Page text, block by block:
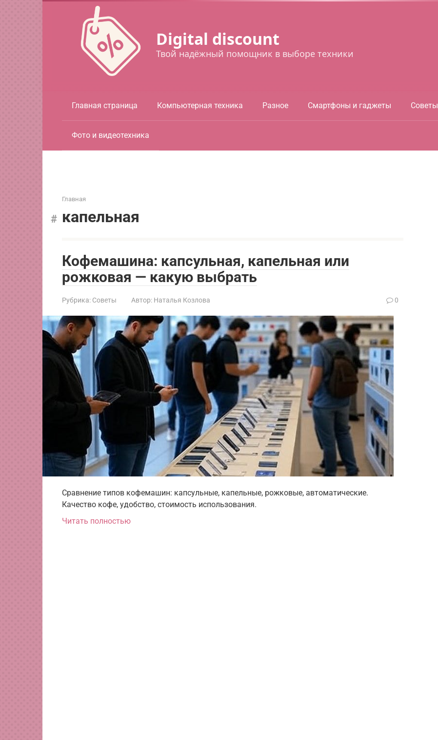
Digital discount
Твой надёжный помощник в выборе техники
Главная страница Компьютерная техника Разное Смартфоны и гаджеты Советы
Фото и видеотехника
Главная
капельная
Кофемашина: капсульная, капельная или
рожковая — какую выбрать
Рубрика: Советы Автор: Наталья Козлова 0
Сравнение типов кофемашин: капсульные, капельные, рожковые, автоматические.
Качество кофе, удобство, стоимость использования.
Читать полностью